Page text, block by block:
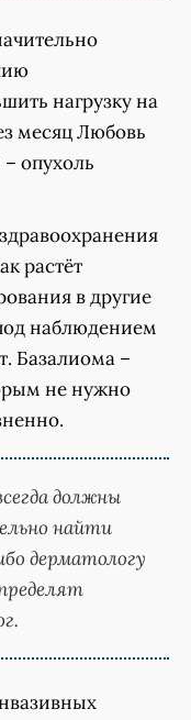
нагрузку на
месяц Любовь
опухоль
растёт
в другие
наблюдением
Базалиома –
не нужно
должны
найти
дерматологу